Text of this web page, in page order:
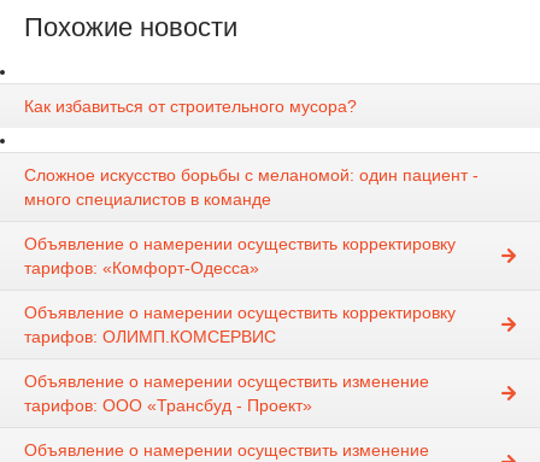
Похожие новости
Как избавиться от строительного мусора?
Сложное искусство борьбы с меланомой: один пациент -
много специалистов в команде
Объявление о намерении осуществить корректировку
тарифов: «Комфорт-Одесса»
Объявление о намерении осуществить корректировку
тарифов: ОЛИМП.КОМСЕРВИС
Объявление о намерении осуществить изменение
тарифов: ООО «Трансбуд - Проект»
Объявление о намерении осуществить изменение